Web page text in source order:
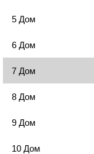
5 Дом
6 Дом
7 Дом
8 Дом
9 Дом
10 Дом